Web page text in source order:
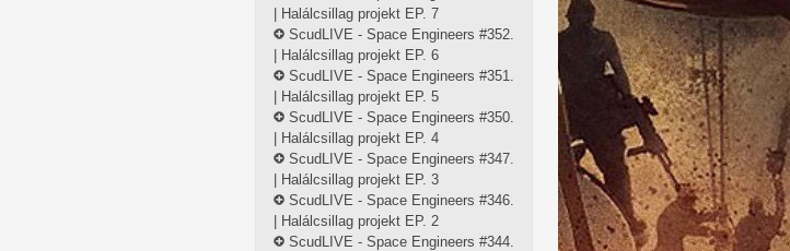
| Halálcsillag projekt EP. 7
ScudLIVE - Space Engineers #352.
| Halálcsillag projekt EP. 6
ScudLIVE - Space Engineers #351.
| Halálcsillag projekt EP. 5
ScudLIVE - Space Engineers #350.
| Halálcsillag projekt EP. 4
ScudLIVE - Space Engineers #347.
| Halálcsillag projekt EP. 3
ScudLIVE - Space Engineers #346.
| Halálcsillag projekt EP. 2
ScudLIVE - Space Engineers #344.